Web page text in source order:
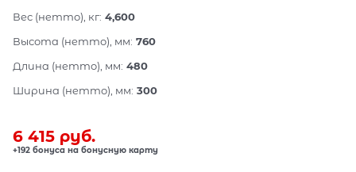
Вес (нетто), кг: 4,600
Высота (нетто), мм: 760
Длина (нетто), мм: 480
Ширина (нетто), мм: 300
6 415 руб.
+192 бонуса на бонусную карту